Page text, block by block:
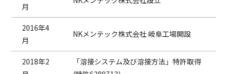
月
2016年4
月
NKメンテック株式会社 岐阜工場開設
2018年2
「溶接システム及び溶接方法」特許取得